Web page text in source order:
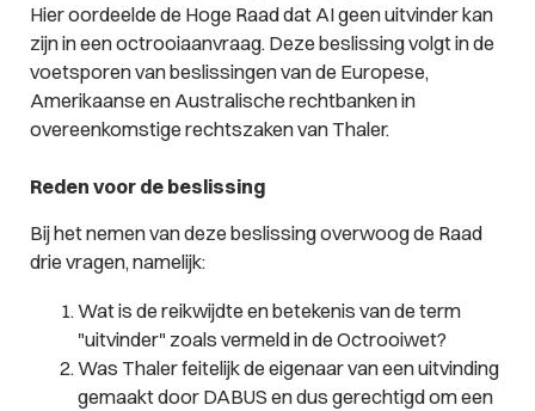
Hier oordeelde de Hoge Raad dat AI geen uitvinder kan
zijn in een octrooiaanvraag. Deze beslissing volgt in de
voetsporen van beslissingen van de Europese,
Amerikaanse en Australische rechtbanken in
overeenkomstige rechtszaken van Thaler.
Reden voor de beslissing
Bij het nemen van deze beslissing overwoog de Raad
drie vragen, namelijk:
Wat is de reikwijdte en betekenis van de term
"uitvinder" zoals vermeld in de Octrooiwet?
Was Thaler feitelijk de eigenaar van een uitvinding
gemaakt door DABUS en dus gerechtigd om een